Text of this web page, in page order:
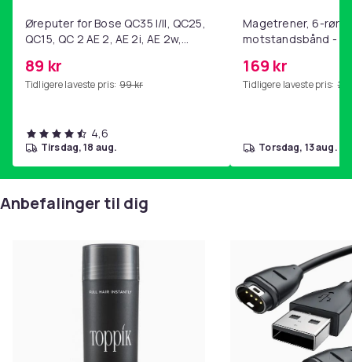
Øreputer for Bose QC35 I/II, QC25,
QC15, QC 2 AE 2, AE 2i, AE 2w,
89 kr
Tidligere laveste pris: 99 kr
4,6
tirsdag, 18 aug.
Magetrener, 6-rørs
motstandsbånd -
hjemmegymnastikk
169 kr
Tidligere laveste pris:
torsdag, 13 aug.
Anbefalinger til dig